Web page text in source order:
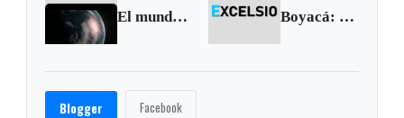
El mundo empieza a perseguir a criminales de lesa humanidad: el turno es para Kony Boyacá: repicará por la paz en semana santa
Blogger Facebook